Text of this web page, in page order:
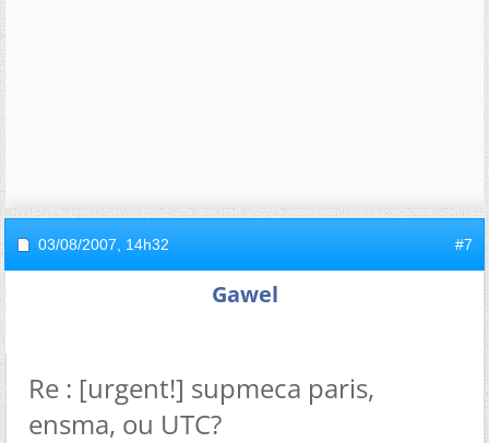
03/08/2007, 14h32 #7
Gawel
Re : [urgent!] supmeca paris,
ensma, ou UTC?